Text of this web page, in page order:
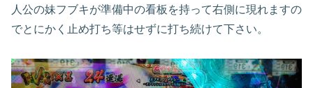
人公の妹フブキが準備中の看板を持って右側に現れますの
でとにかく止め打ち等はせずに打ち続けて下さい。